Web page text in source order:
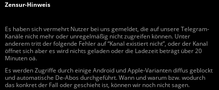
Zensur-Hinweis
Es haben sich vermehrt Nutzer bei uns gemeldet, die auf unsere Telegram-
Kanäle nicht mehr oder unregelmäßig nicht zugreifen können. Unter
anderem tritt der folgende Fehler auf “Kanal existiert nicht”, oder der Kanal
öffnet sich aber es wird nichts geladen oder die Ladezeit beträgt über 20
Minuten oä.
Es werden Zugriffe durch einige Android und Apple-Varianten diffus geblockt
und automatische De-Abos durchgeführt. Wann und warum bzw. wodurch
das konkret der Fall oder geschieht ist, können wir noch nicht sagen.